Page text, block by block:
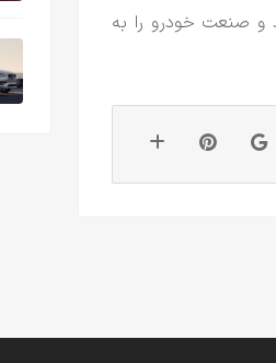
و صنعت خودرو را به